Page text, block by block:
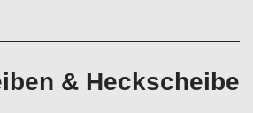
& Heckscheibe